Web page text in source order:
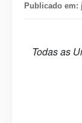
Publicado em:
Todas as